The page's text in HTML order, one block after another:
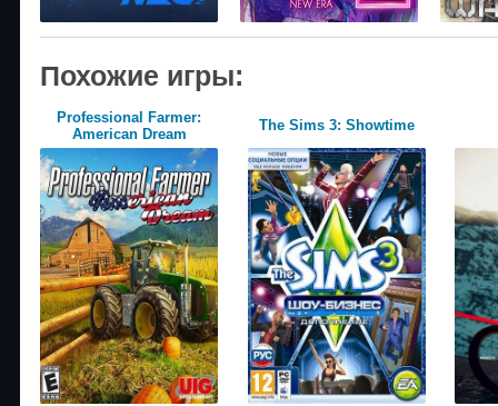
Похожие игры:
Professional Farmer:
American Dream
The Sims 3: Showtime